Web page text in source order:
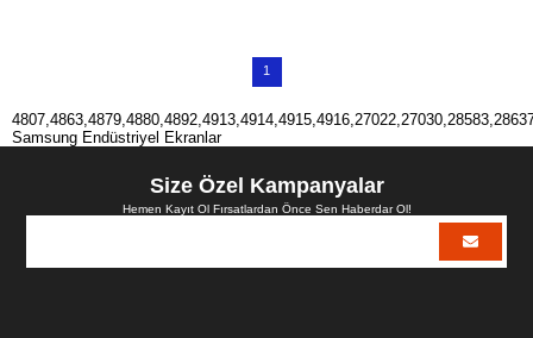
1
Samsung Endüstriyel Ekranlar
Size Özel Kampanyalar
Hemen Kayıt Ol Fırsatlardan Önce Sen Haberdar Ol!